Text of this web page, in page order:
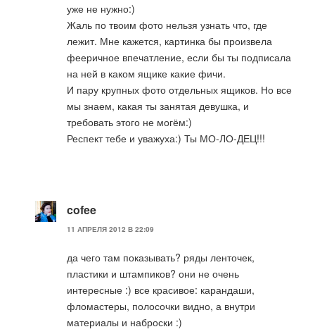
уже не нужно:)
Жаль по твоим фото нельзя узнать что, где
лежит. Мне кажется, картинка бы произвела
фееричное впечатление, если бы ты подписала
на ней в каком ящике какие фичи.
И пару крупных фото отдельных ящиков. Но все
мы знаем, какая ты занятая девушка, и
требовать этого не могём:)
Респект тебе и уважуха:) Ты МО-ЛО-ДЕЦ!!!
cofee
11 АПРЕЛЯ 2012 В 22:09
да чего там показывать? ряды ленточек,
пластики и штампиков? они не очень
интересные :) все красивое: карандаши,
фломастеры, полосочки видно, а внутри
материалы и наброски :)